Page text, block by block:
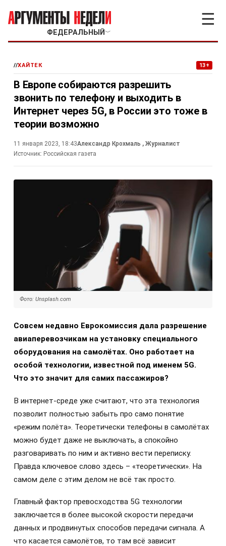
ФЕДЕРАЛЬНЫЙ ﹀
☰
//ХАЙТЕК 13+
В Европе собираются разрешить
звонить по телефону и выходить в
Интернет через 5G, в России это тоже в
теории возможно
11 января 2023, 18:43Александр Крохмаль , Журналист
Источник: Российская газета
Фото: Unsplash.com
Совсем недавно Еврокомиссия дала разрешение
авиаперевозчикам на установку специального
оборудования на самолётах. Оно работает на
особой технологии, известной под именем 5G.
Что это значит для самих пассажиров?
В интернет-среде уже считают, что эта технология
позволит полностью забыть про само понятие
«режим полёта». Теоретически телефоны в самолётах
можно будет даже не выключать, а спокойно
разговаривать по ним и активно вести переписку.
Правда ключевое слово здесь – «теоретически». На
самом деле с этим делом не всё так просто.
Главный фактор превосходства 5G технологии
заключается в более высокой скорости передачи
данных и продвинутых способов передачи сигнала. А
что касается самолётов, то там всё зависит